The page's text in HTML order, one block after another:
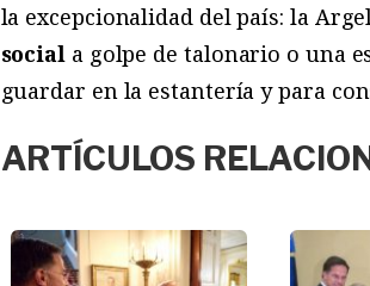
la excepcionalidad del país: la
social a golpe de talonario o una
guardar en la estantería y para
ARTÍCULOS